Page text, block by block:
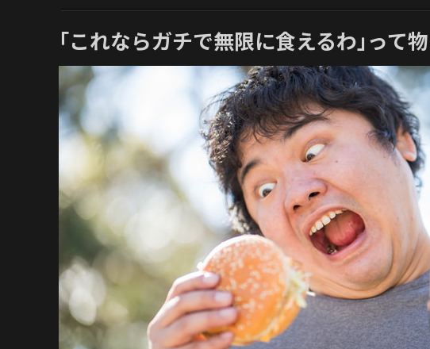
｢これならガチで無限に食えるわ｣って